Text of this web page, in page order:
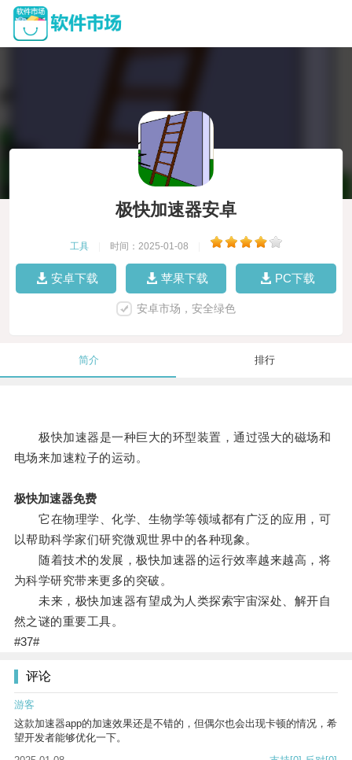
极快加速器安卓
工具 时间：2025-01-08
安卓下载 苹果下载 PC下载
安卓市场，安全绿色
简介 排行
极快加速器是一种巨大的环型装置，通过强大的磁场和
电场来加速粒子的运动。
极快加速器免费
它在物理学、化学、生物学等领域都有广泛的应用，可
以帮助科学家们研究微观世界中的各种现象。
随着技术的发展，极快加速器的运行效率越来越高，将
为科学研究带来更多的突破。
未来，极快加速器有望成为人类探索宇宙深处、解开自
然之谜的重要工具。
#37#
评论
游客
这款加速器app的加速效果还是不错的，但偶尔也会出现卡顿的情况，希
望开发者能够优化一下。